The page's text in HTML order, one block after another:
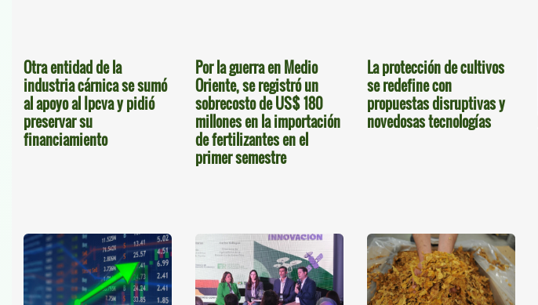
Otra entidad de la
industria cárnica se sumó
al apoyo al Ipcva y pidió
preservar su
financiamiento
Por la guerra en Medio
Oriente, se registró un
sobrecosto de US$ 180
millones en la importación
de fertilizantes en el
primer semestre
La protección de cultivos
se redefine con
propuestas disruptivas y
novedosas tecnologías